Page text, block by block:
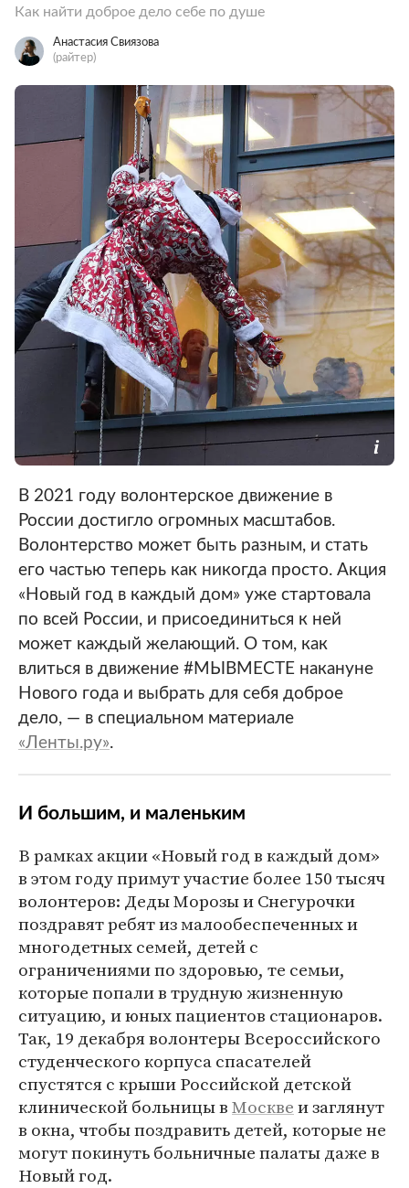
Как найти доброе дело себе по душе
Анастасия Свиязова
(райтер)
В 2021 году волонтерское движение в
России достигло огромных масштабов.
Волонтерство может быть разным, и стать
его частью теперь как никогда просто. Акция
«Новый год в каждый дом» уже стартовала
по всей России, и присоединиться к ней
может каждый желающий. О том, как
влиться в движение #МЫВМЕСТЕ накануне
Нового года и выбрать для себя доброе
дело, — в специальном материале
«Ленты.ру».
И большим, и маленьким
В рамках акции «Новый год в каждый дом»
в этом году примут участие более 150 тысяч
волонтеров: Деды Морозы и Снегурочки
поздравят ребят из малообеспеченных и
многодетных семей, детей с
ограничениями по здоровью, те семьи,
которые попали в трудную жизненную
ситуацию, и юных пациентов стационаров.
Так, 19 декабря волонтеры Всероссийского
студенческого корпуса спасателей
спустятся с крыши Российской детской
клинической больницы вМосквеи заглянут
в окна, чтобы поздравить детей, которые не
могут покинуть больничные палаты даже в
Новый год.